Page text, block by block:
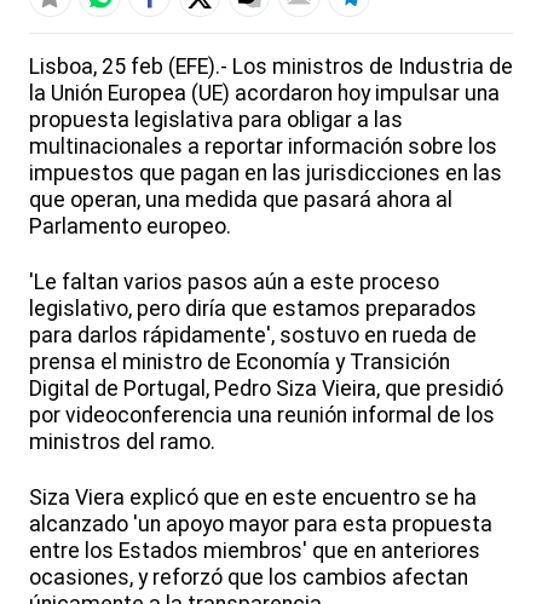
Lisboa, 25 feb (EFE).- Los ministros de Industria de
la Unión Europea (UE) acordaron hoy impulsar una
propuesta legislativa para obligar a las
multinacionales a reportar información sobre los
impuestos que pagan en las jurisdicciones en las
que operan, una medida que pasará ahora al
Parlamento europeo.
'Le faltan varios pasos aún a este proceso
legislativo, pero diría que estamos preparados
para darlos rápidamente', sostuvo en rueda de
prensa el ministro de Economía y Transición
Digital de Portugal, Pedro Siza Vieira, que presidió
por videoconferencia una reunión informal de los
ministros del ramo.
Siza Viera explicó que en este encuentro se ha
alcanzado 'un apoyo mayor para esta propuesta
entre los Estados miembros' que en anteriores
ocasiones, y reforzó que los cambios afectan